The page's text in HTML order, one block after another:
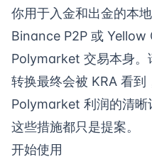
你用于入金和出金的本
Binance P2P 或 Yellow
Polymarket 交易本身
转换最终会被 KRA 看到
Polymarket 利润的清晰
这些措施都只是提案。
开始使用